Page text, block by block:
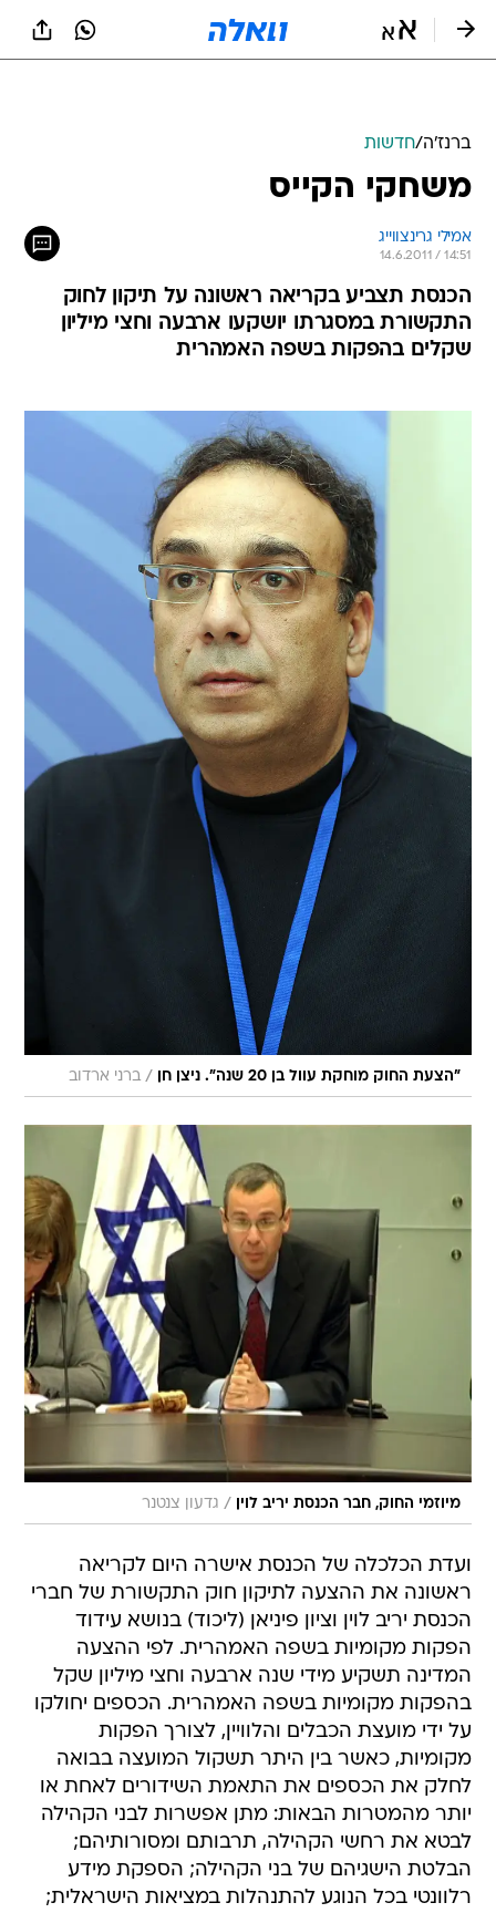
ברנז'ה/חדשות
משחקי הקייס
אמילי גרינצווייג
14.6.2011 / 14:51
הכנסת תצביע בקריאה ראשונה על תיקון לחוק
התקשורת במסגרתו יושקעו ארבעה וחצי מיליון
שקלים בהפקות בשפה האמהרית
"הצעת החוק מוחקת עוול בן 20 שנה". ניצן חן / ברני ארדוב
מיוזמי החוק, חבר הכנסת יריב לוין / גדעון צנטנר
ועדת הכלכלה של הכנסת אישרה היום לקריאה
ראשונה את ההצעה לתיקון חוק התקשורת של חברי
הכנסת יריב לוין וציון פיניאן (ליכוד) בנושא עידוד
הפקות מקומיות בשפה האמהרית. לפי ההצעה
המדינה תשקיע מידי שנה ארבעה וחצי מיליון שקל
בהפקות מקומיות בשפה האמהרית. הכספים יחולקו
על ידי מועצת הכבלים והלוויין, לצורך הפקות
מקומיות, כאשר בין היתר תשקול המועצה בבואה
לחלק את הכספים את התאמת השידורים לאחת או
יותר מהמטרות הבאות: מתן אפשרות לבני הקהילה
לבטא את רחשי הקהילה, תרבותם ומסורותיהם;
הבלטת הישגיהם של בני הקהילה; הספקת מידע
רלוונטי בכל הנוגע להתנהלות במציאות הישראלית;